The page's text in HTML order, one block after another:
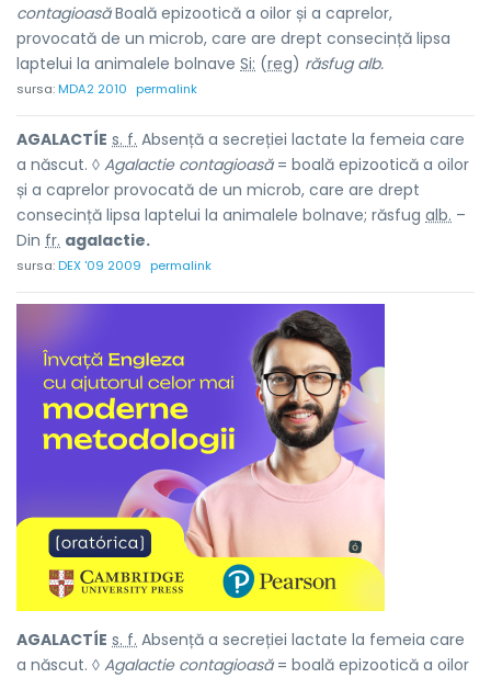
contagioasăBoală epizootică a oilor și a caprelor,
provocată de un microb, care are drept consecință lipsa
laptelui la animalele bolnave Si: (reg) răsfug alb.
sursa:MDA2 2010 permalink
AGALACTÍE s. f. Absență a secreției lactate la femeia care
a născut. ◊ Agalactie contagioasă= boală epizootică a oilor
și a caprelor provocată de un microb, care are drept
consecință lipsa laptelui la animalele bolnave; răsfug alb. –
Din fr. agalactie.
sursa:DEX '09 2009 permalink
AGALACTÍE s. f. Absență a secreției lactate la femeia care
a născut. ◊ Agalactie contagioasă= boală epizootică a oilor